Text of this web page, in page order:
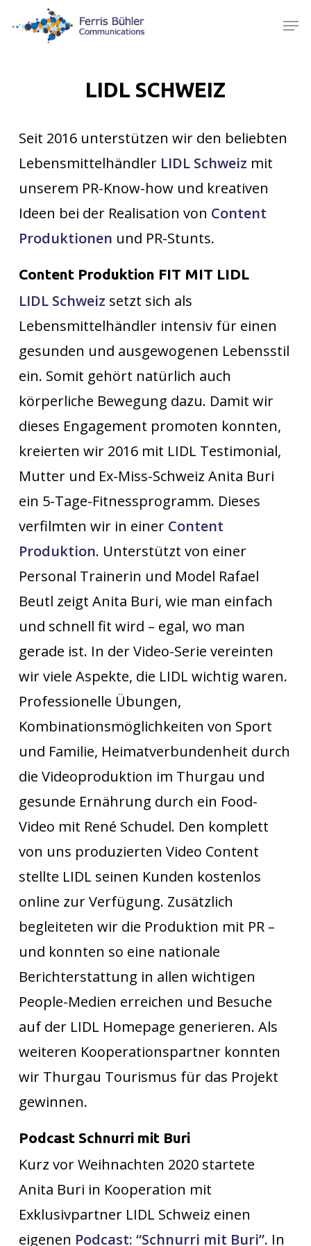
LIDL SCHWEIZ
Seit 2016 unterstützen wir den beliebten
Lebensmittelhändler LIDL Schweiz mit
unserem PR-Know-how und kreativen
Ideen bei der Realisation von Content
Produktionen und PR-Stunts.
Content Produktion FIT MIT LIDL
LIDL Schweiz setzt sich als
Lebensmittelhändler intensiv für einen
gesunden und ausgewogenen Lebensstil
ein. Somit gehört natürlich auch
körperliche Bewegung dazu. Damit wir
dieses Engagement promoten konnten,
kreierten wir 2016 mit LIDL Testimonial,
Mutter und Ex-Miss-Schweiz Anita Buri
ein 5-Tage-Fitnessprogramm. Dieses
verfilmten wir in einer Content
Produktion. Unterstützt von einer
Personal Trainerin und Model Rafael
Beutl zeigt Anita Buri, wie man einfach
und schnell fit wird – egal, wo man
gerade ist. In der Video-Serie vereinten
wir viele Aspekte, die LIDL wichtig waren.
Professionelle Übungen,
Kombinationsmöglichkeiten von Sport
und Familie, Heimatverbundenheit durch
die Videoproduktion im Thurgau und
gesunde Ernährung durch ein Food-
Video mit René Schudel. Den komplett
von uns produzierten Video Content
stellte LIDL seinen Kunden kostenlos
online zur Verfügung. Zusätzlich
begleiteten wir die Produktion mit PR –
und konnten so eine nationale
Berichterstattung in allen wichtigen
People-Medien erreichen und Besuche
auf der LIDL Homepage generieren. Als
weiteren Kooperationspartner konnten
wir Thurgau Tourismus für das Projekt
gewinnen.
Podcast Schnurri mit Buri
Kurz vor Weihnachten 2020 startete
Anita Buri in Kooperation mit
Exklusivpartner LIDL Schweiz einen
eigenen Podcast: “Schnurri mit Buri”. In